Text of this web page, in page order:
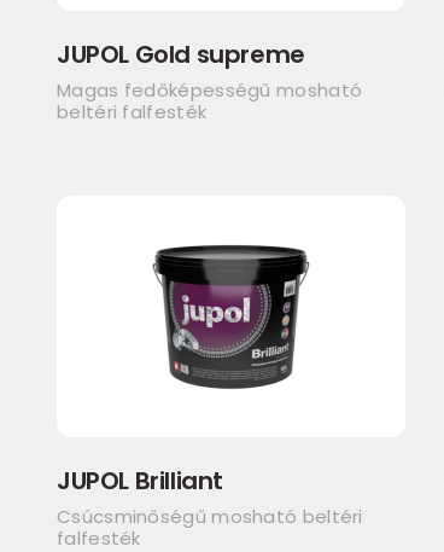
JUPOL Gold supreme
Magas fedőképességű mosható
beltéri falfesték
JUPOL Brilliant
Csúcsminőségű mosható beltéri
falfesték